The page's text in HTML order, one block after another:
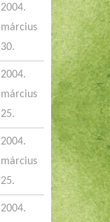
2004.
március
30.
2004.
március
25.
2004.
március
25.
2004.